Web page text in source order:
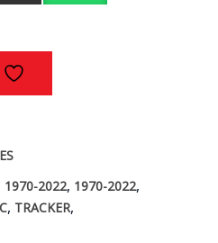
1970-2022, 1970-2022,
, TRACKER,